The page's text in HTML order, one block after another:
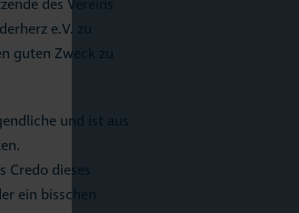
des Vereins
e.V. zu
guten Zweck zu
und ist aus
Credo dieses
ein bisschen